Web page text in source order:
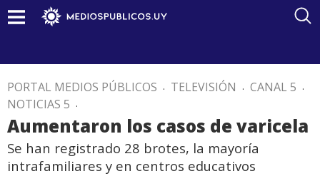
PORTAL MEDIOS PÚBLICOS . TELEVISIÓN . CANAL 5 .
NOTICIAS 5 .
Aumentaron los casos de varicela
Se han registrado 28 brotes, la mayoría
intrafamiliares y en centros educativos